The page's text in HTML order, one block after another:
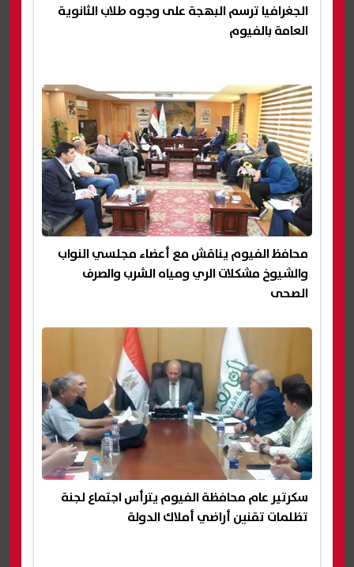
الجغرافيا ترسم البهجة على وجوه طلاب الثانوية
العامة بالفيوم
محافظ الفيوم يناقش مع أعضاء مجلسي النواب
والشيوخ مشكلات الري ومياه الشرب والصرف
الصحى
سكرتير عام محافظة الفيوم يترأس اجتماع لجنة
تظلمات تقنين أراضي أملاك الدولة